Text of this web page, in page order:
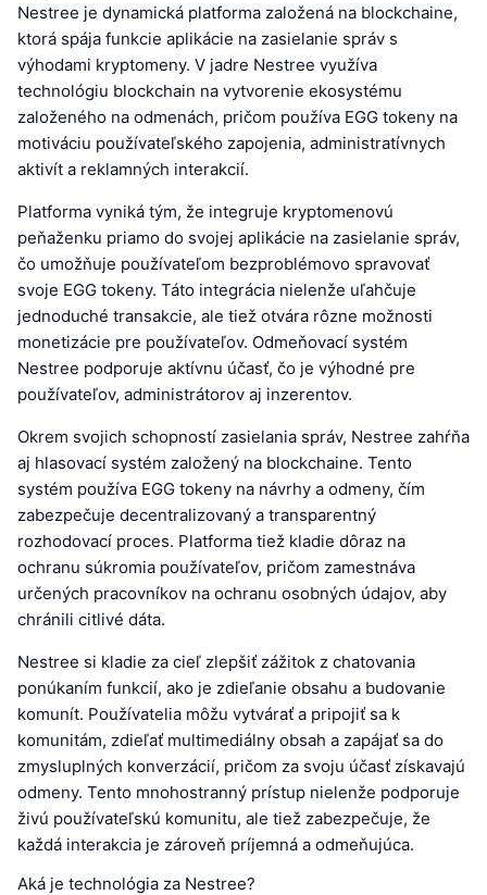
Nestree je dynamická platforma založená na blockchaine,
ktorá spája funkcie aplikácie na zasielanie správ s
výhodami kryptomeny. V jadre Nestree využíva
technológiu blockchain na vytvorenie ekosystému
založeného na odmenách, pričom používa EGG tokeny na
motiváciu používateľského zapojenia, administratívnych
aktivít a reklamných interakcií.
Platforma vyniká tým, že integruje kryptomenovú
peňaženku priamo do svojej aplikácie na zasielanie správ,
čo umožňuje používateľom bezproblémovo spravovať
svoje EGG tokeny. Táto integrácia nielenže uľahčuje
jednoduché transakcie, ale tiež otvára rôzne možnosti
monetizácie pre používateľov. Odmeňovací systém
Nestree podporuje aktívnu účasť, čo je výhodné pre
používateľov, administrátorov aj inzerentov.
Okrem svojich schopností zasielania správ, Nestree zahŕňa
aj hlasovací systém založený na blockchaine. Tento
systém používa EGG tokeny na návrhy a odmeny, čím
zabezpečuje decentralizovaný a transparentný
rozhodovací proces. Platforma tiež kladie dôraz na
ochranu súkromia používateľov, pričom zamestnáva
určených pracovníkov na ochranu osobných údajov, aby
chránili citlivé dáta.
Nestree si kladie za cieľ zlepšiť zážitok z chatovania
ponúkaním funkcií, ako je zdieľanie obsahu a budovanie
komunít. Používatelia môžu vytvárať a pripojiť sa k
komunitám, zdieľať multimediálny obsah a zapájať sa do
zmysluplných konverzácií, pričom za svoju účasť získavajú
odmeny. Tento mnohostranný prístup nielenže podporuje
živú používateľskú komunitu, ale tiež zabezpečuje, že
každá interakcia je zároveň príjemná a odmeňujúca.
Aká je technológia za Nestree?